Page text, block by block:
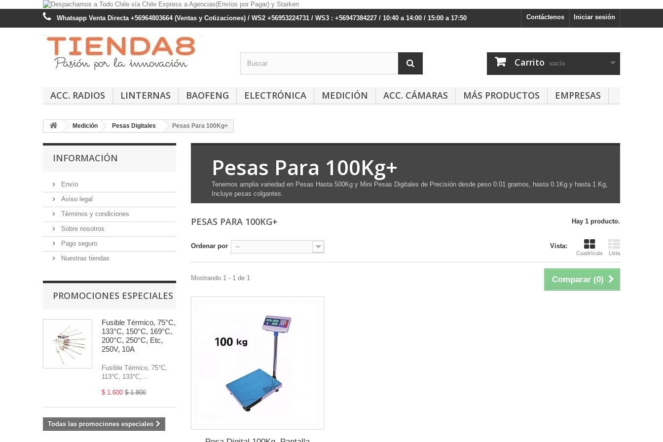
Iniciar sesión
Contáctenos
Whatsapp Venta Directa +56964803664 (Ventas y Cotizaciones) / WS2 +56953224731 / WS3 : +56947384227 / 10:40 a 14:00 / 15:00 a 17:50
Carrito vacío
ACC. RADIOS LINTERNAS BAOFENG ELECTRÓNICA MEDICIÓN ACC. CÁMARAS MÁS PRODUCTOS EMPRESAS
Medición Pesas Digitales Pesas Para 100Kg+
INFORMACIÓN
Envío
Aviso legal
Términos y condiciones
Sobre nosotros
Pago seguro
Nuestras tiendas
PROMOCIONES ESPECIALES
Fusible Térmico, 75°C,
133°C, 150°C, 169°C,
200°C, 250°C, Etc,
250V, 10A
Fusible Térmico, 75°C,
113°C, 133°C,...
$ 1.600 $ 1.800
Todas las promociones especiales
Pesas Para 100Kg+
Tenemos amplia variedad en Pesas Hasta 500Kg y Mini Pesas Digitales de Precisión desde peso 0.01 gramos, hasta 0.1Kg y hasta 1 Kg,
Incluye pesas colgantes.
PESAS PARA 100KG+ Hay 1 producto.
Vista:
Cuadrícula Lista
Ordenar por --
Comparar (0)
Mostrando 1 - 1 de 1